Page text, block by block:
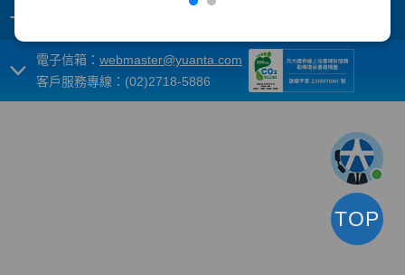
+
電子信箱： webmaster@yuanta.com
客戶服務專線：(02)2718-5886
TOP